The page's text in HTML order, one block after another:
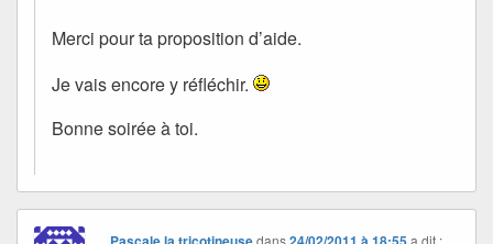
Merci pour ta proposition d’aide.
Je vais encore y réfléchir.
Bonne soirée à toi.
dans a dit :